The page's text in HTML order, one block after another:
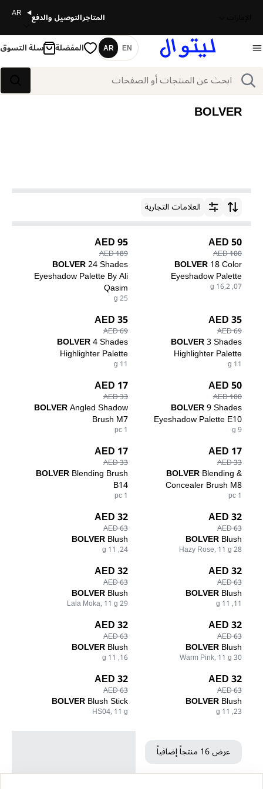
المتاجرالتوصيل والدفع AR
بحث
اللغة
EN
AR المفضلة سلة التسوق
BOLVER
ترتيب حسبالعلامات التجارية
50 AED
100 AED
BOLVER18 Color
Eyeshadow Palette
07, 16,2 g
95 AED
189 AED
BOLVER24 Shades
Eyeshadow Palette By Ali
Qasim
25 g
35 AED
69 AED
BOLVER3 Shades
Highlighter Palette
11 g
35 AED
69 AED
BOLVER4 Shades
Highlighter Palette
11 g
50 AED
100 AED
BOLVER9 Shades
Eyeshadow Palette E10
9 g
17 AED
33 AED
BOLVERAngled Shadow
Brush M7
1 pc
17 AED
33 AED
BOLVERBlending &
Concealer Brush M8
1 pc
17 AED
33 AED
BOLVERBlending Brush
B14
1 pc
32 AED
63 AED
BOLVERBlush
28 Hazy Rose, 11 g
32 AED
63 AED
BOLVERBlush
24, 11 g
32 AED
63 AED
BOLVERBlush
11, 11 g
32 AED
63 AED
BOLVERBlush
29 Lala Moka, 11 g
32 AED
63 AED
BOLVERBlush
30 Warm Pink, 11 g
32 AED
63 AED
BOLVERBlush
16, 11 g
32 AED
63 AED
BOLVERBlush
23, 11 g
32 AED
63 AED
BOLVERBlush Stick
HS04, 11 g
عرض 16 منتجاً إضافياً